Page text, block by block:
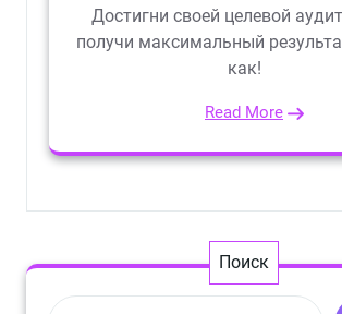
Достигни своей целевой
получи максимальный
как!
Read More
Поиск